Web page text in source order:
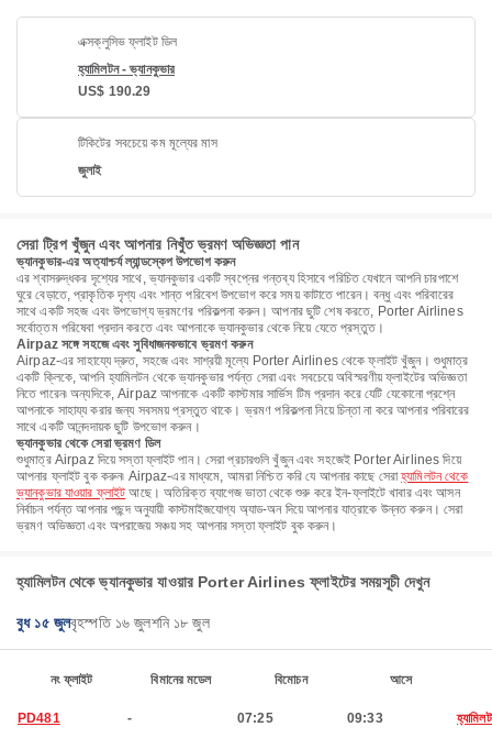
এক্সক্লুসিভ ফ্লাইট ডিল
হ্যামিলটন - ভ্যানকুভার
US$ 190.29
টিকিটের সবচেয়ে কম মূল্যের মাস
জুলাই
সেরা ট্রিপ খুঁজুন এবং আপনার নিখুঁত ভ্রমণ অভিজ্ঞতা পান
ভ্যানকুভার-এর অত্যাশ্চর্য ল্যান্ডস্কেপ উপভোগ করুন
এর শ্বাসরুদ্ধকর দৃশ্যের সাথে, ভ্যানকুভার একটি স্বপ্নের গন্তব্য হিসাবে পরিচিত যেখানে আপনি চারপাশে
ঘুরে বেড়াতে, প্রাকৃতিক দৃশ্য এবং শান্ত পরিবেশ উপভোগ করে সময় কাটাতে পারেন। বন্ধু এবং পরিবারের
সাথে একটি সহজ এবং উপভোগ্য ভ্রমণের পরিকল্পনা করুন। আপনার ছুটি শেষ করতে, Porter Airlines
সর্বোত্তম পরিষেবা প্রদান করতে এবং আপনাকে ভ্যানকুভার থেকে নিয়ে যেতে প্রস্তুত।
Airpaz সঙ্গে সহজে এবং সুবিধাজনকভাবে ভ্রমণ করুন
Airpaz-এর সাহায্যে দ্রুত, সহজে এবং সাশ্রয়ী মূল্যে Porter Airlines থেকে ফ্লাইট খুঁজুন। শুধুমাত্র
একটি ক্লিকে, আপনি হ্যামিলটন থেকে ভ্যানকুভার পর্যন্ত সেরা এবং সবচেয়ে অবিস্মরণীয় ফ্লাইটের অভিজ্ঞতা
নিতে পারেন৷ অন্যদিকে, Airpaz আপনাকে একটি কাস্টমার সার্ভিস টিম প্রদান করে যেটি যেকোনো প্রশ্নে
আপনাকে সাহায্য করার জন্য সবসময় প্রস্তুত থাকে। ভ্রমণ পরিকল্পনা নিয়ে চিন্তা না করে আপনার পরিবারের
সাথে একটি আনন্দদায়ক ছুটি উপভোগ করুন।
ভ্যানকুভার থেকে সেরা ভ্রমণ ডিল
শুধুমাত্র Airpaz দিয়ে সস্তা ফ্লাইট পান। সেরা প্রচারগুলি খুঁজুন এবং সহজেই Porter Airlines দিয়ে
আপনার ফ্লাইট বুক করুন৷ Airpaz-এর মাধ্যমে, আমরা নিশ্চিত করি যে আপনার কাছে সেরাহ্যামিলটন থেকে
ভ্যানকুভার যাওয়ার ফ্লাইট আছে। অতিরিক্ত ব্যাগেজ ভাতা থেকে শুরু করে ইন-ফ্লাইটে খাবার এবং আসন
নির্বাচন পর্যন্ত আপনার পছন্দ অনুযায়ী কাস্টমাইজযোগ্য অ্যাড-অন দিয়ে আপনার যাত্রাকে উন্নত করুন। সেরা
ভ্রমণ অভিজ্ঞতা এবং অপরাজেয় সঞ্চয় সহ আপনার সস্তা ফ্লাইট বুক করুন।
হ্যামিলটন থেকে ভ্যানকুভার যাওয়ার Porter Airlines ফ্লাইটের সময়সূচী দেখুন
বুধ ১৫ জুলবৃহস্পতি ১৬ জুলশনি ১৮ জুল
নং ফ্লাইট বিমানের মডেল বিমোচন আসে
PD481 - 07:25 09:33